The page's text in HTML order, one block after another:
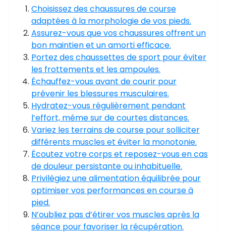
Choisissez des chaussures de course
adaptées à la morphologie de vos pieds.
Assurez-vous que vos chaussures offrent un
bon maintien et un amorti efficace.
Portez des chaussettes de sport pour éviter
les frottements et les ampoules.
Échauffez-vous avant de courir pour
prévenir les blessures musculaires.
Hydratez-vous régulièrement pendant
l’effort, même sur de courtes distances.
Variez les terrains de course pour solliciter
différents muscles et éviter la monotonie.
Écoutez votre corps et reposez-vous en cas
de douleur persistante ou inhabituelle.
Privilégiez une alimentation équilibrée pour
optimiser vos performances en course à
pied.
N’oubliez pas d’étirer vos muscles après la
séance pour favoriser la récupération.